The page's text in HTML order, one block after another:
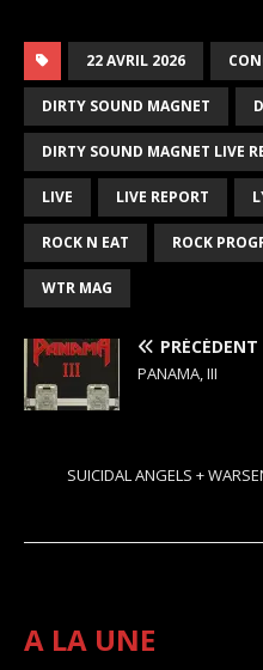
22 AVRIL 2026
DIRTY SOUND MAGNET
DIRTY SOUND MAGNET LIVE
LIVE LIVE REPORT
ROCK N EAT ROCK
WTR MAG
PRÉCÉDENT
PANAMA, III
SUICIDAL ANGELS +
A LA UNE